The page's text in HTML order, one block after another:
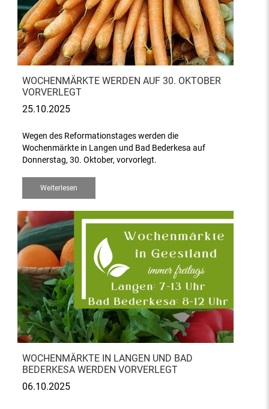
WOCHENMÄRKTE WERDEN AUF 30. OKTOBER
VORVERLEGT
25.10.2025
Wegen des Reformationstages werden die
Wochenmärkte in Langen und Bad Bederkesa auf
Donnerstag, 30. Oktober, vorvorlegt.
Weiterlesen
WOCHENMÄRKTE IN LANGEN UND BAD
BEDERKESA WERDEN VORVERLEGT
06.10.2025